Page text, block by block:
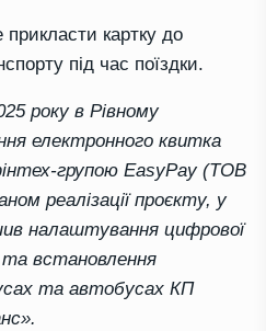
картку до
під час поїздки.
року в Рівному
електронного квитка
групою EasyPay (ТОВ
реалізації проєкту, у
налаштування цифрової
та встановлення
та автобусах КП